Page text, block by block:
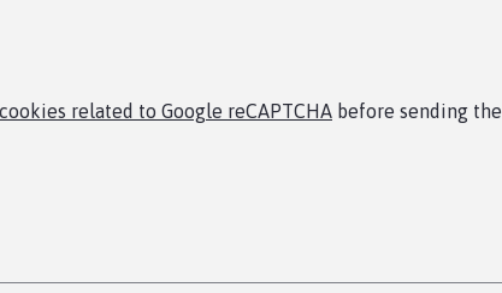
related to Google reCAPTCHA before sending the